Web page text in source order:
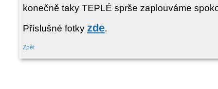
konečně taky TEPLÉ sprše zaplouváme
Příslušné fotky zde.
Zpět